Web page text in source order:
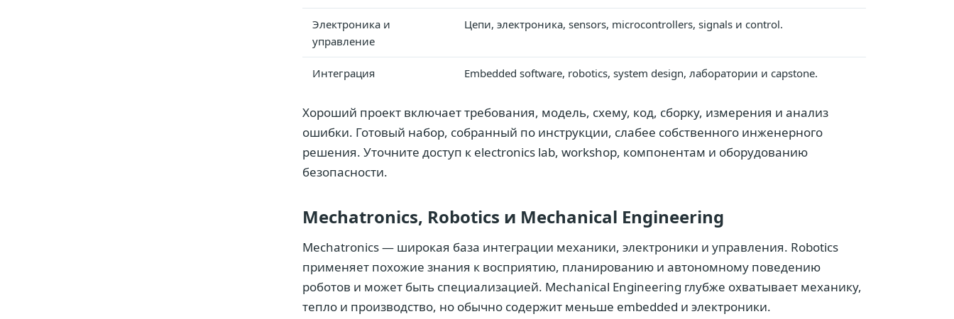
Электроника и
управление
Цепи, электроника, sensors, microcontrollers, signals и control.
Интеграция Embedded software, robotics, system design, лаборатории и capstone.
Хороший проект включает требования, модель, схему, код, сборку, измерения и анализ
ошибки. Готовый набор, собранный по инструкции, слабее собственного инженерного
решения. Уточните доступ к electronics lab, workshop, компонентам и оборудованию
безопасности.
Mechatronics, Robotics и Mechanical Engineering
Mechatronics — широкая база интеграции механики, электроники и управления. Robotics
применяет похожие знания к восприятию, планированию и автономному поведению
роботов и может быть специализацией. Mechanical Engineering глубже охватывает механику,
тепло и производство, но обычно содержит меньше embedded и электроники.